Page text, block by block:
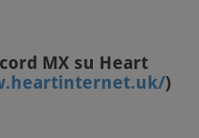
MX su Heart
)